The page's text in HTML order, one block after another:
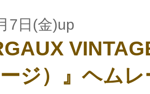
7日(金)up
ジ）』ヘム